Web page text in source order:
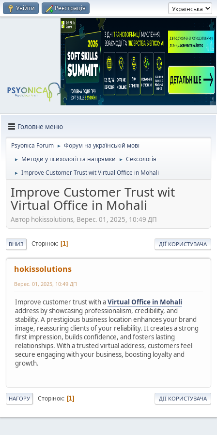
Увійти Реєстрація
Головне меню
Psyonica Forum ► Форум на українській мові
► Методи у психології та напрямки ► Сексологія
► Improve Customer Trust wit Virtual Office in Mohali
Improve Customer Trust wit
Virtual Office in Mohali
Автор hokissolutions, Верес. 01, 2025, 10:49 ДП
ВНИЗ Сторінок 1 ДІЇ КОРИСТУВАЧА
hokissolutions
Верес. 01, 2025, 10:49 ДП
Improve customer trust with aVirtual Office in Mohali
address by showcasing professionalism, credibility, and
stability. A prestigious business location enhances your brand
image, reassuring clients of your reliability. It creates a strong
first impression, builds confidence, and fosters lasting
relationships. With a trusted virtual address, customers feel
secure engaging with your business, boosting loyalty and
growth.
НАГОРУ Сторінок 1 ДІЇ КОРИСТУВАЧА